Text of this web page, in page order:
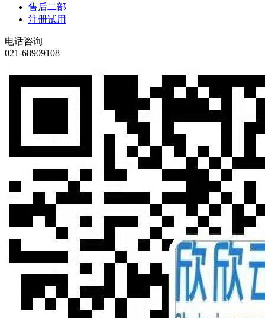
售后二部
注册试用
电话咨询
021-68909108